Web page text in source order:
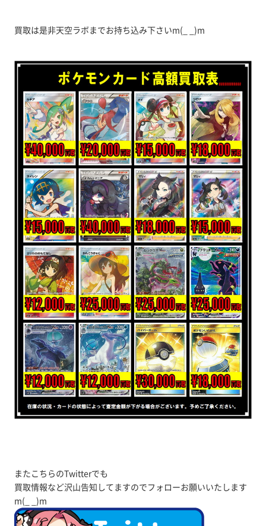
買取は是非天空ラボまでお持ち込み下さいm(_ _)m
またこちらのTwitterでも
買取情報など沢山告知してますのでフォローお願いいたします
m(_ _)m